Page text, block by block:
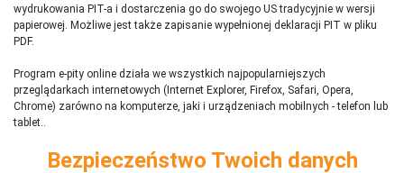
wydrukowania PIT-a i dostarczenia go do swojego US tradycyjnie w wersji
papierowej. Możliwe jest także zapisanie wypełnionej deklaracji PIT w pliku
PDF.
Program e-pity online działa we wszystkich najpopularniejszych
przeglądarkach internetowych (Internet Explorer, Firefox, Safari, Opera,
Chrome) zarówno na komputerze, jaki i urządzeniach mobilnych - telefon lub
tablet..
Bezpieczeństwo Twoich danych